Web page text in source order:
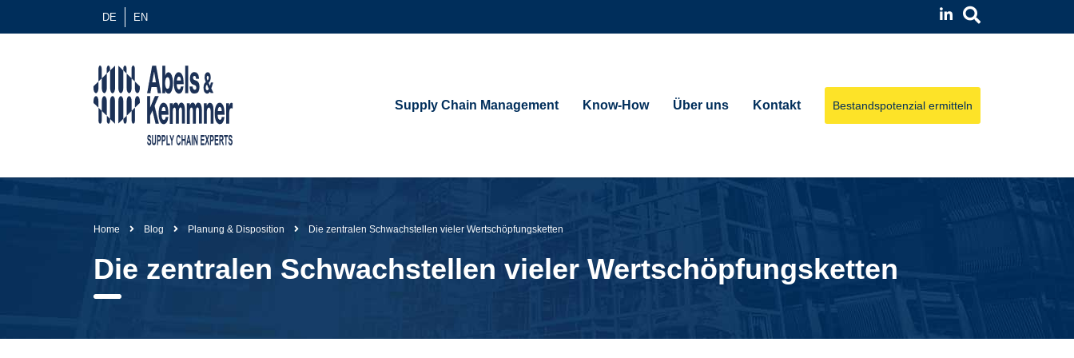
DE EN
Supply Chain Management Know-How Über uns Kontakt Bestandspotenzial ermitteln
Home Blog Planung & Disposition Die zentralen Schwachstellen vieler Wertschöpfungsketten
Die zentralen Schwachstellen vieler Wertschöpfungsketten